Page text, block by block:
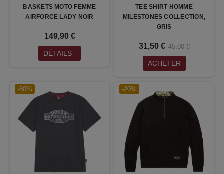
BASKETS MOTO FEMME
AIRFORCE LADY NOIR
149,90 €
DÉTAILS
TEE SHIRT HOMME
MILESTONES COLLECTION,
GRIS
31,50 € 45,00 €
ACHETER
-60% -20%